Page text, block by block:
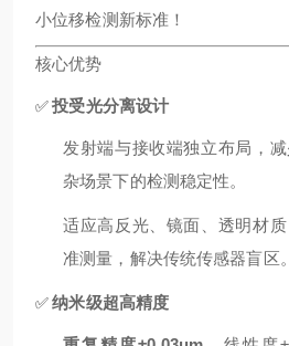
小位移检测新标准！
核心优势
✅投受光分离设计
发射端与接收端独立布局，
杂场景下的检测稳定性。
适应高反光、镜面、透明材
准测量，解决传统传感器盲区。
✅纳米级超高精度